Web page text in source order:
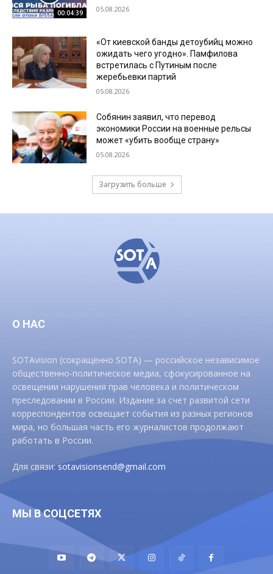
00:04:39 05.08.2026
«От киевской банды детоубийц можно
ожидать чего угодно». Памфилова
встретилась с Путиным после
жеребьевки партий
05.08.2026
Собянин заявил, что перевод
экономики России на военные рельсы
может «убить вообще страну»
05.08.2026
Загрузить больше
О НАС
SOTAvision (сокращенно SOTA) — российское независимое
общественно-политическое медиа, сфокусированное на
освещении нарушения прав человека и политическом
преследовании в России. Издание за счет развитой сети
корреспондентов освещает события из разных регионов
мира, но большая часть его журналистов продолжают
работать в России.
Для связи:sotavisionsend@gmail.com
МЫ В СОЦСЕТЯХ